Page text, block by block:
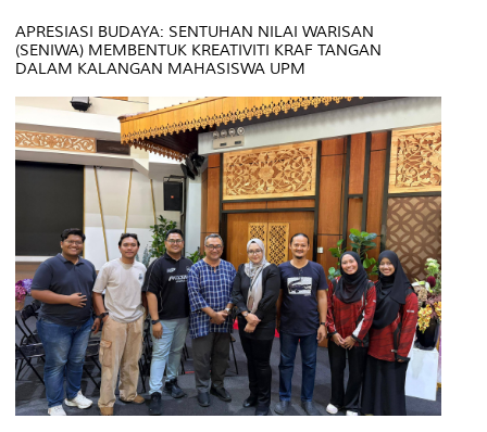
APRESIASI BUDAYA: SENTUHAN NILAI WARISAN
(SENIWA) MEMBENTUK KREATIVITI KRAF TANGAN
DALAM KALANGAN MAHASISWA UPM